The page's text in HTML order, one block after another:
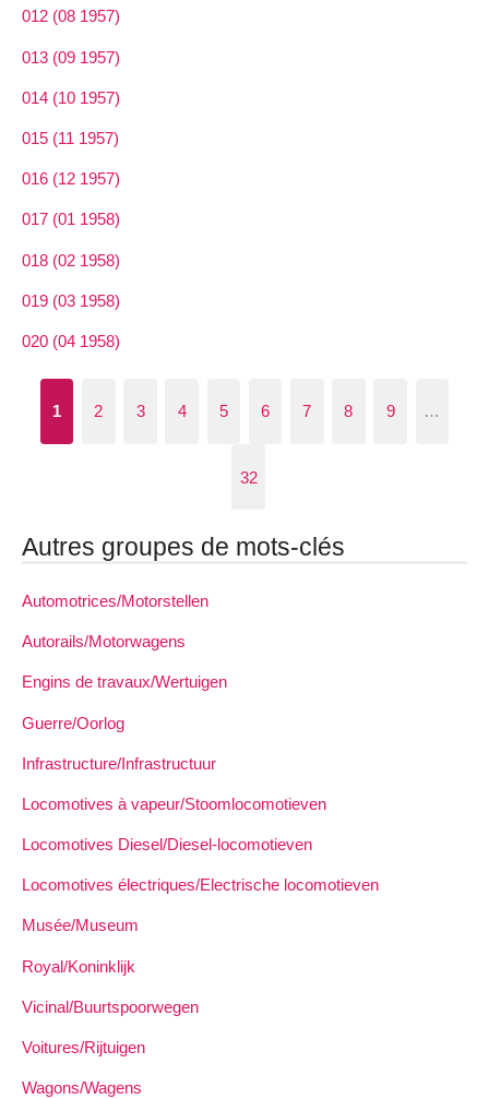
012 (08 1957)
013 (09 1957)
014 (10 1957)
015 (11 1957)
016 (12 1957)
017 (01 1958)
018 (02 1958)
019 (03 1958)
020 (04 1958)
1 2 3 4 5 6 7 8 9 …
32
Autres groupes de mots-clés
Automotrices/Motorstellen
Autorails/Motorwagens
Engins de travaux/Wertuigen
Guerre/Oorlog
Infrastructure/Infrastructuur
Locomotives à vapeur/Stoomlocomotieven
Locomotives Diesel/Diesel-locomotieven
Locomotives électriques/Electrische locomotieven
Musée/Museum
Royal/Koninklijk
Vicinal/Buurtspoorwegen
Voitures/Rijtuigen
Wagons/Wagens